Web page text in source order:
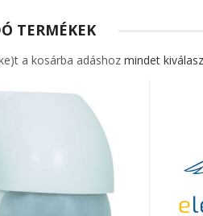
TERMÉKEK
a kosárba adáshoz mindet